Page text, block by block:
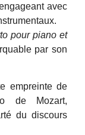
avec
pour piano et
par son
empreinte de
de Mozart,
du discours